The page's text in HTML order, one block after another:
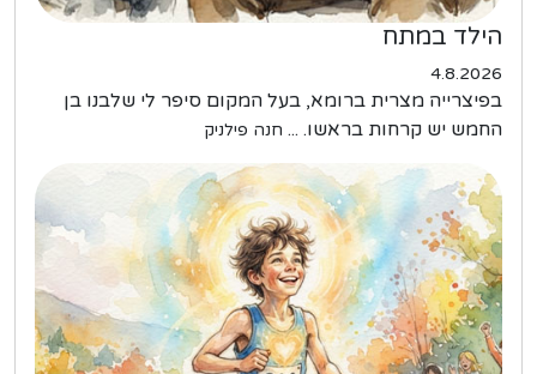
הילד במתח
4.8.2026
בפיצרייה מצרית ברומא, בעל המקום סיפר לי שלבנו בן
החמש יש קרחות בראשו. ... חנה פילניק